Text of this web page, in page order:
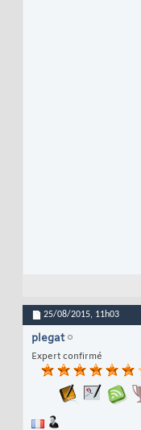
25/08/2015, 11h03
plegat
Expert confirmé